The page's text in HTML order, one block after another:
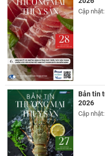
Cập
Bản tin
2026
Cập